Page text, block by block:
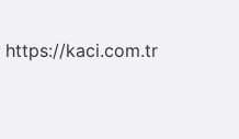
https://kaci.com.tr